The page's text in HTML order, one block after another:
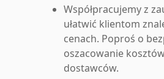
Współpracujemy z
ułatwić klientom
cenach. Poproś o
oszacowanie
dostawców.